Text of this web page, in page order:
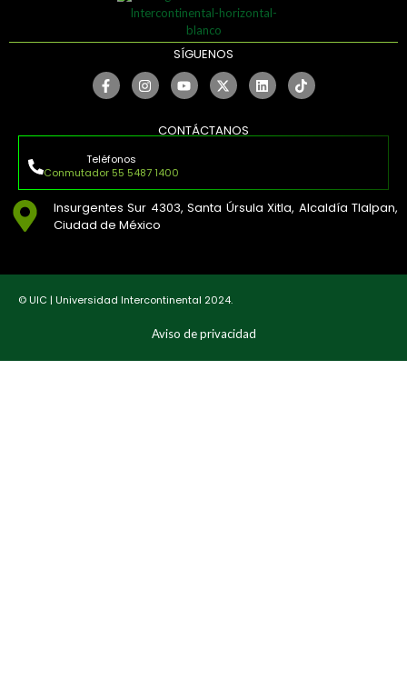
SÍGUENOS
CONTÁCTANOS
Teléfonos
Conmutador 55 5487 1400
Insurgentes Sur 4303, Santa Úrsula Xitla, Alcaldía Tlalpan,
Ciudad de México
© UIC | Universidad Intercontinental 2024.
Aviso de privacidad